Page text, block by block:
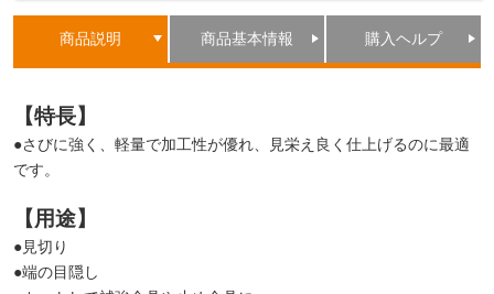
商品説明 商品基本情報 購入ヘルプ
【特長】
●さびに強く、軽量で加工性が優れ、見栄え良く仕上げるのに最適
です。
【用途】
●見切り
●端の目隠し